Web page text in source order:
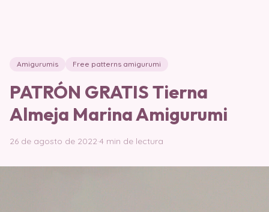
Amigurumis Free patterns amigurumi
PATRÓN GRATIS Tierna
Almeja Marina Amigurumi
26 de agosto de 2022·4 min de lectura